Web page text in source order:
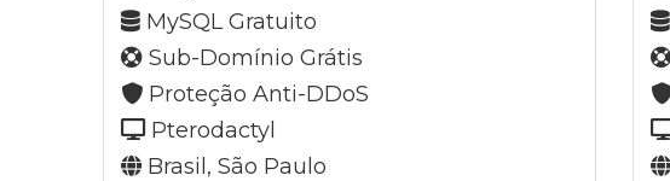
MySQL Gratuito
Sub-Domínio Grátis
Proteção Anti-DDoS
Pterodactyl
Brasil, São Paulo